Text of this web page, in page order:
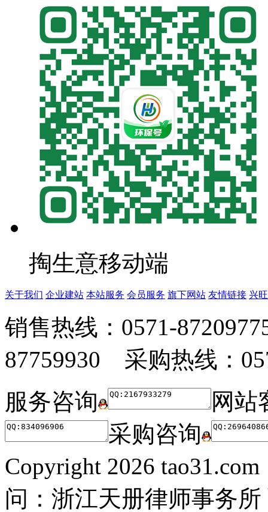
掏生意移动端
关于我们 企业建站 本站服务 会员服务 旗下网站 友情链接 兴
销售热线：0571-
87759930 采购热线：
服务咨询
网站
采购咨询
Copyright 2026
问：浙江天册律师事务